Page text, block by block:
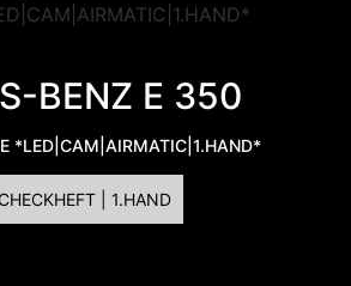
BENZ E 350
*LED|CAM|AIRMATIC|1.HAND*
| 1.HAND